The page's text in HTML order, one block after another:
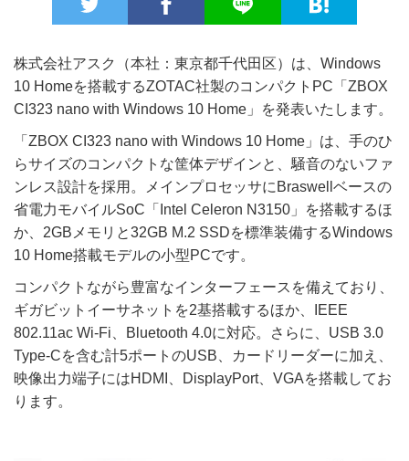
株式会社アスク（本社：東京都千代田区）は、Windows
10 Homeを搭載するZOTAC社製のコンパクトPC「ZBOX
CI323 nano with Windows 10 Home」を発表いたします。
「ZBOX CI323 nano with Windows 10 Home」は、手のひ
らサイズのコンパクトな筐体デザインと、騒音のないファ
ンレス設計を採用。メインプロセッサにBraswellベースの
省電力モバイルSoC「Intel Celeron N3150」を搭載するほ
か、2GBメモリと32GB M.2 SSDを標準装備するWindows
10 Home搭載モデルの小型PCです。
コンパクトながら豊富なインターフェースを備えており、
ギガビットイーサネットを2基搭載するほか、IEEE
802.11ac Wi-Fi、Bluetooth 4.0に対応。さらに、USB 3.0
Type-Cを含む計5ポートのUSB、カードリーダーに加え、
映像出力端子にはHDMI、DisplayPort、VGAを搭載してお
ります。